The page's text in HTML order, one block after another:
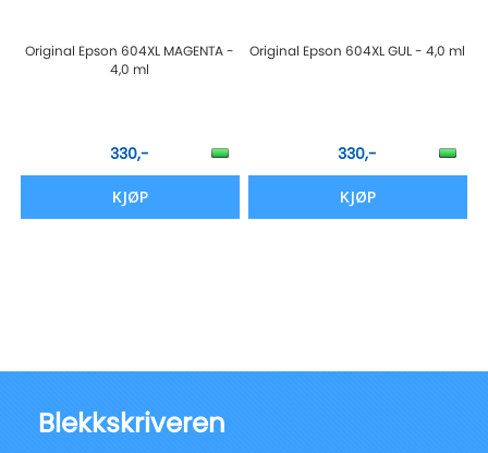
Original Epson 604XL MAGENTA -
4,0 ml
330,-
KJØP
Original Epson 604XL GUL - 4,0 ml
330,-
KJØP
Blekkskriveren